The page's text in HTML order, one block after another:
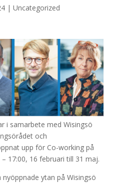
| Uncategorized
i samarbete med Wisingsö
och
upp för Co-working på
17:00, 16 februari till 31 maj.
ytan på Wisingsö